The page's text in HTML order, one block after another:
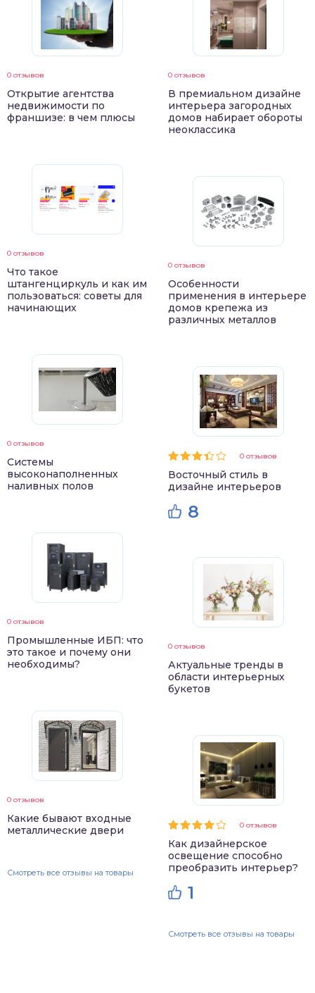
0 отзывов
Открытие агентства
недвижимости по
франшизе: в чем плюсы
0 отзывов
Что такое
штангенциркуль и как им
пользоваться: советы для
начинающих
0 отзывов
Системы
высоконаполненных
наливных полов
0 отзывов
Промышленные ИБП: что
это такое и почему они
необходимы?
0 отзывов
Какие бывают входные
металлические двери
Смотреть все отзывы на товары
0 отзывов
В премиальном дизайне
интерьера загородных
домов набирает обороты
неоклассика
0 отзывов
Особенности
применения в интерьере
домов крепежа из
различных металлов
0 отзывов
Восточный стиль в
дизайне интерьеров
8
0 отзывов
Актуальные тренды в
области интерьерных
букетов
0 отзывов
Как дизайнерское
освещение способно
преобразить интерьер?
1
Смотреть все отзывы на товары